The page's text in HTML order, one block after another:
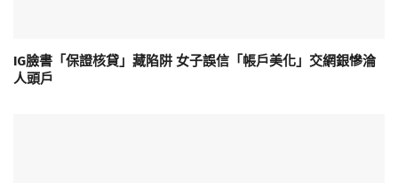
IG臉書「保證核貸」藏陷阱 女子誤信「帳戶美化」交網銀慘淪
人頭戶